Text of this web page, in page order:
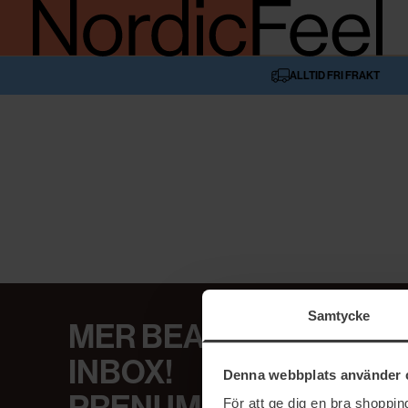
Samtycke
Denna webbplats använder
För att ge dig en bra
ALLTID FRI FRAKT
MER BEAUTY I DIN
INBOX!